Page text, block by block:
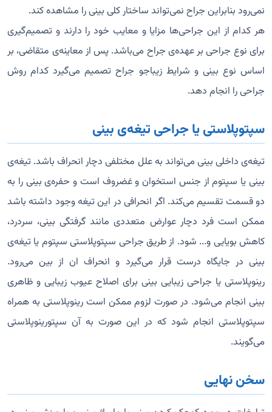
نمی‌رود بنابراین جراح نمی‌تواند ساختار کلی بینی را مشاهده کند.
هر کدام از این جراحی‌ها مزایا و معایب خود را دارند و تصمیم‌گیری
برای نوع جراحی بر عهده‌ی جراح می‌باشد. پس از معاینه‌ی متقاضی، بر
اساس نوع بینی و شرایط زیباجو جراح تصمیم می‌گیرد کدام روش
جراحی را انجام دهد.
سپتوپلاستی یا جراحی تیغه‌ی بینی
تیغه‌ی داخلی بینی می‌تواند به علل مختلفی دچار انحراف باشد. تیغه‌ی
بینی یا سپتوم از جنس استخوان و غضروف است و حفره‌ی بینی را به
دو قسمت تقسیم می‌کند. اگر انحرافی در این تیغه وجود داشته باشد
ممکن است فرد دچار عوارض متعددی مانند گرفتگی بینی، سردرد،
کاهش بویایی و... شود. از طریق جراحی سپتوپلاستی سپتوم یا تیغه‌ی
بینی در جایگاه درست قرار می‌گیرد و انحراف ان از بین می‌رود.
رینوپلاستی یا جراحی زیبایی بینی برای اصلاح عیوب زیبایی و ظاهری
بینی انجام می‌شود. در صورت لزوم ممکن است رینوپلاستی به همراه
سپتوپلاستی انجام شود که در این صورت به آن سپتورینوپلاستی
می‌گویند.
سخن نهایی